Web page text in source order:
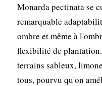
Monarda pectinata se
remarquable
ombre et même à
flexibilité de
terrains sableux,
tous, pourvu qu'on